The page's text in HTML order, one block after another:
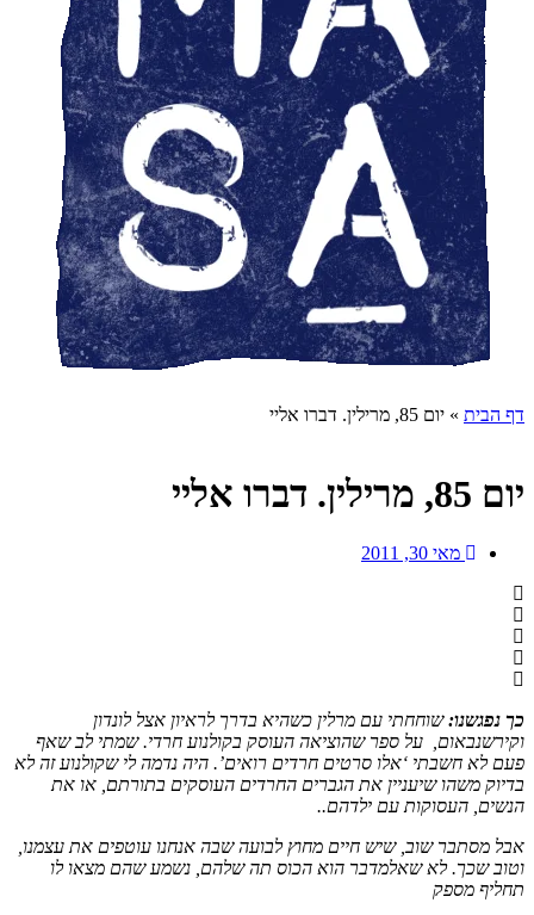
דף הבית » יום 85, מרילין. דברו אליי
יום 85, מרילין. דברו אליי
מאי 30, 2011
כך נפגשנו:שוחחתי עם מרלין כשהיא בדרך לראיון אצל לונדון
וקירשנבאום, על ספר שהוציאה העוסק בקולנוע חרדי. שמתי לב שאף
פעם לא חשבתי ‘אלו סרטים חרדים רואים’. היה נדמה לי שקולנוע זה לא
בדיוק משהו שיעניין את הגברים החרדים העוסקים בתורתם, או את
הנשים, העסוקות עם ילדהם..
אבל מסתבר שוב, שיש חיים מחוץ לבועה שבה אנחנו עוטפים את עצמנו,
וטוב שכך. לא שאלמדבר הוא הכוס תה שלהם, נשמע שהם מצאו לו
תחליף מספק